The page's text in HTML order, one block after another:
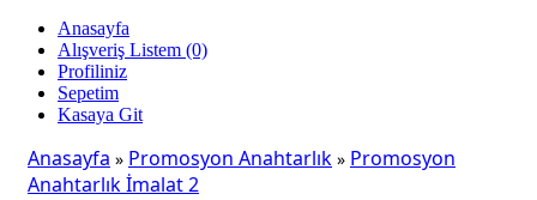
Anasayfa
Alışveriş Listem (0)
Profiliniz
Sepetim
Kasaya Git
Anasayfa » Promosyon Anahtarlık » Promosyon
Anahtarlık İmalat 2